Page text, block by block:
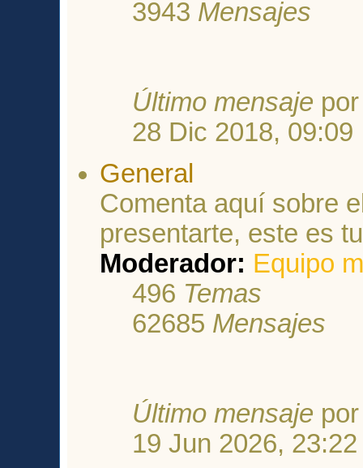
3943 Mensajes
Último mensaje
28 Dic 2018, 09:09
General
Comenta aquí sobre
presentarte, este es
Moderador: Equipo
496 Temas
62685 Mensajes
Último mensaje
19 Jun 2026, 23:22